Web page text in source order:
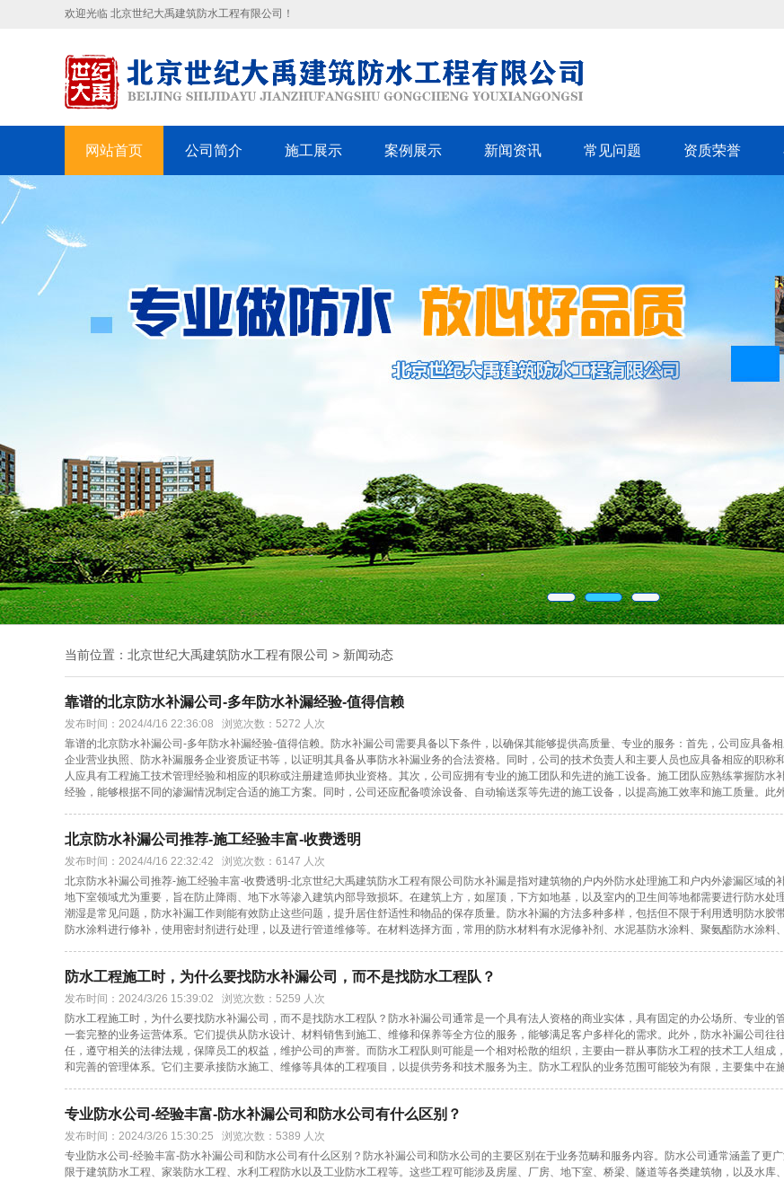
欢迎光临 北京世纪大禹建筑防水工程有限公司！
网站首页 公司简介 施工展示 案例展示 新闻资讯 常见问题 资质荣誉
当前位置： 北京世纪大禹建筑防水工程有限公司 > 新闻动态
靠谱的北京防水补漏公司-多年防水补漏经验-值得信赖
发布时间：2024/4/16 22:36:08 浏览次数：5272 人次
靠谱的北京防水补漏公司-多年防水补漏经验-值得信赖。防水补漏公司需要具备以下条件，以确保其能够提供高质量、专业的服务：首先，公司应具备
企业营业执照、防水补漏服务企业资质证书等，以证明其具备从事防水补漏业务的合法资格。同时，公司的技术负责人和主要人员也应具备相应的职称
人应具有工程施工技术管理经验和相应的职称或注册建造师执业资格。其次，公司应拥有专业的施工团队和先进的施工设备。施工团队应熟练掌握防水
经验，能够根据不同的渗漏情况制定合适的施工方案。同时，公司还应配备喷涂设备、自动输送泵等先进的施工设备，以提高施工效率和施工质量。
北京防水补漏公司推荐-施工经验丰富-收费透明
发布时间：2024/4/16 22:32:42 浏览次数：6147 人次
北京防水补漏公司推荐-施工经验丰富-收费透明-北京世纪大禹建筑防水工程有限公司防水补漏是指对建筑物的户内外防水处理施工和户内外渗漏区域的
地下室领域尤为重要，旨在防止降雨、地下水等渗入建筑内部导致损坏。在建筑上方，如屋顶，下方如地基，以及室内的卫生间等地都需要进行防水处
潮湿是常见问题，防水补漏工作则能有效防止这些问题，提升居住舒适性和物品的保存质量。防水补漏的方法多种多样，包括但不限于利用透明防水胶
防水涂料进行修补，使用密封剂进行处理，以及进行管道维修等。在材料选择方面，常用的防水材料有水泥修补剂、水泥基防水涂料、聚氨酯防水涂
防水工程施工时，为什么要找防水补漏公司，而不是找防水工程队？
发布时间：2024/3/26 15:39:02 浏览次数：5259 人次
防水工程施工时，为什么要找防水补漏公司，而不是找防水工程队？防水补漏公司通常是一个具有法人资格的商业实体，具有固定的办公场所、专业的
一套完整的业务运营体系。它们提供从防水设计、材料销售到施工、维修和保养等全方位的服务，能够满足客户多样化的需求。此外，防水补漏公司往
任，遵守相关的法律法规，保障员工的权益，维护公司的声誉。而防水工程队则可能是一个相对松散的组织，主要由一群从事防水工程的技术工人组成
和完善的管理体系。它们主要承接防水施工、维修等具体的工程项目，以提供劳务和技术服务为主。防水工程队的业务范围可能较为有限，主要集中
专业防水公司-经验丰富-防水补漏公司和防水公司有什么区别？
发布时间：2024/3/26 15:30:25 浏览次数：5389 人次
专业防水公司-经验丰富-防水补漏公司和防水公司有什么区别？防水补漏公司和防水公司的主要区别在于业务范畴和服务内容。防水公司通常涵盖了更
限于建筑防水工程、家装防水工程、水利工程防水以及工业防水工程等。这些工程可能涉及房屋、厂房、地下室、桥梁、隧道等各类建筑物，以及水库